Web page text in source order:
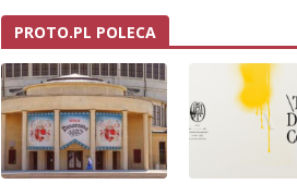
PROTO.PL POLECA